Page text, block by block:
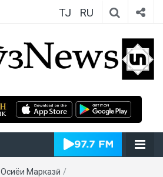
TJ RU
ИмрӯзNews
Осиёи Марказӣ /